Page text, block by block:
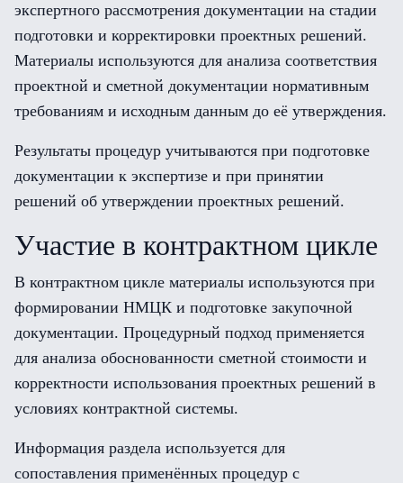
экспертного рассмотрения документации на стадии
подготовки и корректировки проектных решений.
Материалы используются для анализа соответствия
проектной и сметной документации нормативным
требованиям и исходным данным до её утверждения.
Результаты процедур учитываются при подготовке
документации к экспертизе и при принятии
решений об утверждении проектных решений.
Участие в контрактном цикле
В контрактном цикле материалы используются при
формировании НМЦК и подготовке закупочной
документации. Процедурный подход применяется
для анализа обоснованности сметной стоимости и
корректности использования проектных решений в
условиях контрактной системы.
Информация раздела используется для
сопоставления применённых процедур с